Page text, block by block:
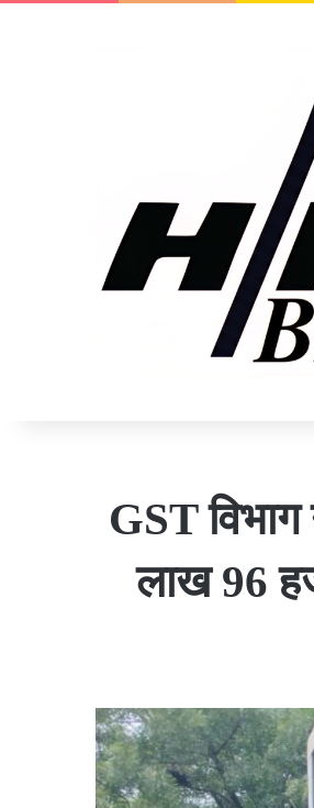
GST
लाख 96